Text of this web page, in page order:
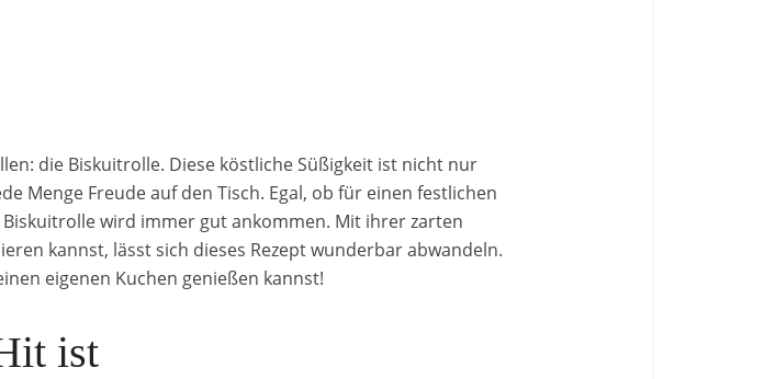
die Biskuitrolle. Diese köstliche Süßigkeit ist nicht nur
Menge Freude auf den Tisch. Egal, ob für einen festlichen
wird immer gut ankommen. Mit ihrer zarten
kannst, lässt sich dieses Rezept wunderbar abwandeln.
eigenen Kuchen genießen kannst!
ist